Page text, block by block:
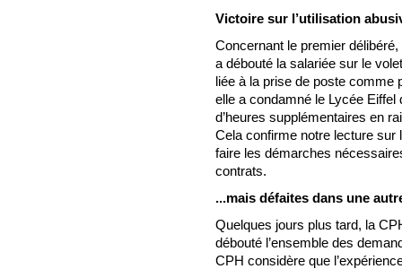
Victoire sur l’utilisation
Concernant le premier
a débouté la salariée sur le
liée à la prise de poste comme
elle a condamné le Lycée Eiffel
d’heures supplémentaires en
Cela confirme notre lecture sur
faire les démarches
contrats.
...mais défaites dans une
Quelques jours plus tard, la
débouté l’ensemble des
CPH considère que